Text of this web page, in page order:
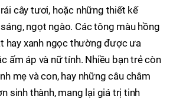
cây tươi, hoặc những thiết kế
ngọt ngào. Các tông màu hồng
hay xanh ngọc thường được ưa
ấm áp và nữ tính. Nhiều bạn trẻ còn
mẹ và con, hay những câu châm
sinh thành, mang lại giá trị tinh